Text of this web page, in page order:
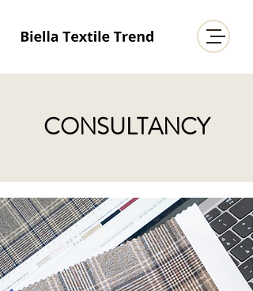
CONSULTANCY